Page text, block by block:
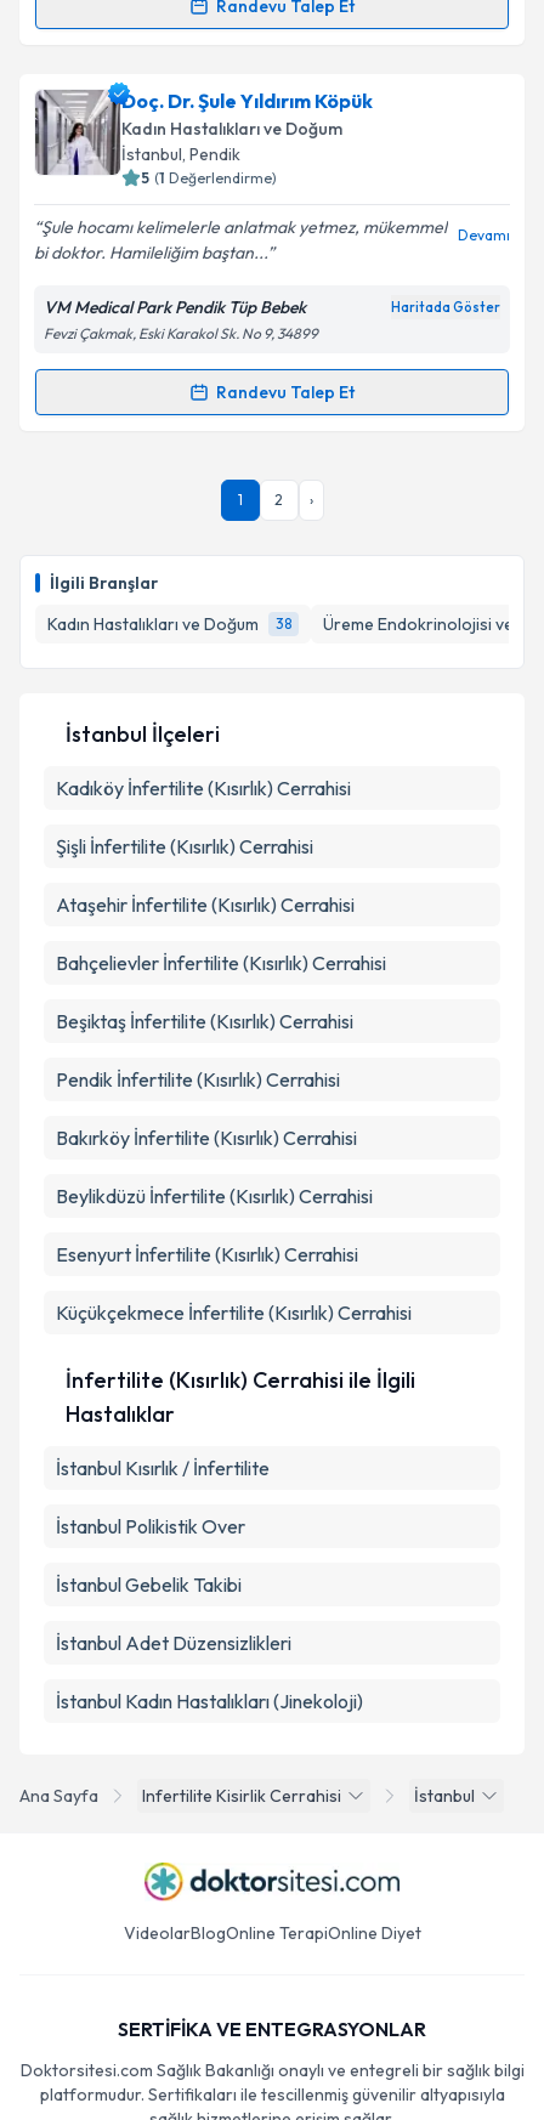
İlgili Branşlar
Kadın Hastalıkları ve Doğum
38 Üreme Endokrinolojisi ve
Randevu Talep Et
Randevu Takvimi Talebi
Op. Dr. Erol Mutluiçin randevu takvimi talebi
oluşturun. Size bu uzmandan randevu almanız için bir
takvim hazırlandığında e-posta ile bilgilendireceğiz.
E-posta Adresiniz
Kişisel verilerimin işlenmesine ilişkin
kapsamda işlenmesini kabul ediyorum.
Doç. Dr. Şule Yıldırım Köpük
Kadın Hastalıkları ve Doğum
İstanbul, Pendik
( Değerlendirme)
Şule hocamı kelimelerle anlatmak yetmez, mükemmel
bi doktor. Hamileliğim baştan...
VM Medical Park Pendik Tüp Bebek
Fevzi Çakmak, Eski Karakol Sk. No 9, 34899
Randevu Talep Et
Randevu Takvimi Talebi
Doç. Dr. Şule Yıldırım Köpük
talebi oluşturun. Size bu uzmandan randevu almanız
E-posta Adresiniz
Kişisel verilerimin işlenmesine ilişkin
kapsamda işlenmesini kabul ediyorum.
Takvim Talebini Gönder
Ana Sayfa Infertilite Kisirlik Cerrahisi İstanbul
İstanbul İlçeleri
Kadıköy İnfertilite (Kısırlık) Cerrahisi
Şişli İnfertilite (Kısırlık) Cerrahisi
Ataşehir İnfertilite (Kısırlık) Cerrahisi
Bahçelievler İnfertilite (Kısırlık) Cerrahisi
Beşiktaş İnfertilite (Kısırlık) Cerrahisi
Pendik İnfertilite (Kısırlık) Cerrahisi
Bakırköy İnfertilite (Kısırlık) Cerrahisi
Beylikdüzü İnfertilite (Kısırlık) Cerrahisi
Esenyurt İnfertilite (Kısırlık) Cerrahisi
Küçükçekmece İnfertilite (Kısırlık) Cerrahisi
İnfertilite (Kısırlık) Cerrahisi ile İlgili
Hastalıklar
İstanbul Kısırlık / İnfertilite
İstanbul Polikistik Over
İstanbul Gebelik Takibi
İstanbul Adet Düzensizlikleri
İstanbul Kadın Hastalıkları (Jinekoloji)
Videolar Blog Online Terapi Online Diyet
SERTİFİKA VE ENTEGRASYONLAR
Doktorsitesi.com Sağlık Bakanlığı onaylı ve entegreli bir sağlık bilgi
platformudur. Sertifikaları ile tescillenmiş güvenilir altyapısıyla